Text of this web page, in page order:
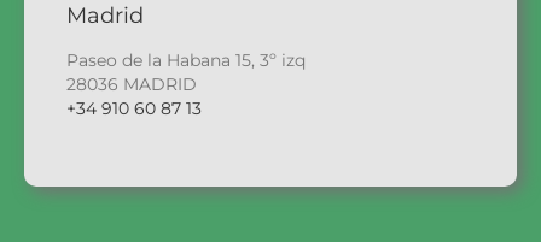
Madrid
Paseo de la Habana 15, 3º izq
28036 MADRID
+34 910 60 87 13